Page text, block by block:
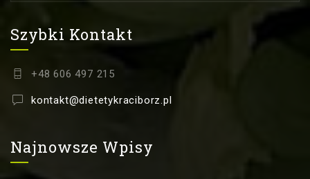
Szybki Kontakt
+48 606 497 215
kontakt@dietetykraciborz.pl
Najnowsze Wpisy